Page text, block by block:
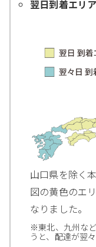
翌日到着エリア
山口県を除く
図の黄色のエ
なりました。
※東北、九州な
うと、配達が翌